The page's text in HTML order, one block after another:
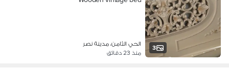
3
الحي الثامن، مدينة نصر
منذ 23 دقائق